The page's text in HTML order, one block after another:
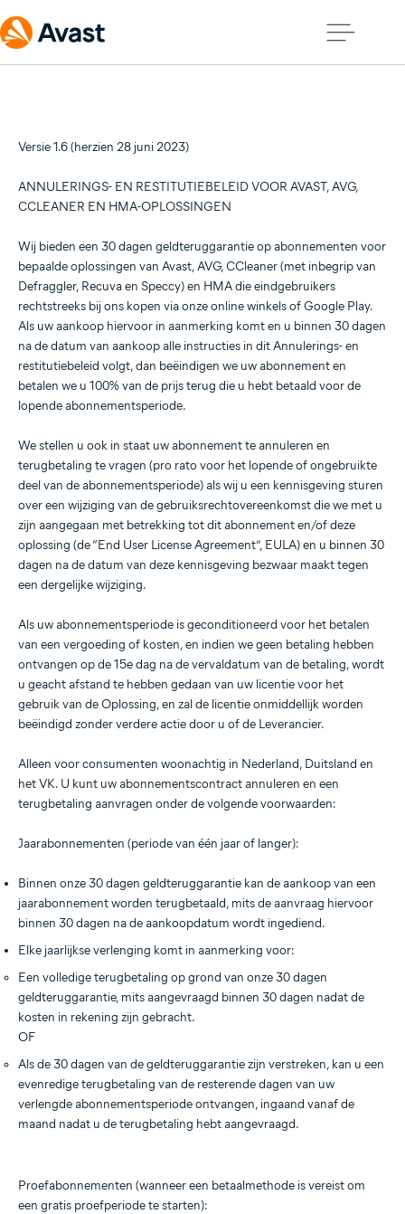
Versie 1.6 (herzien 28 juni 2023)
ANNULERINGS- EN RESTITUTIEBELEID VOOR AVAST, AVG,
CCLEANER EN HMA-OPLOSSINGEN
Wij bieden een 30 dagen geldteruggarantie op abonnementen voor
bepaalde oplossingen van Avast, AVG, CCleaner (met inbegrip van
Defraggler, Recuva en Speccy) en HMA die eindgebruikers
rechtstreeks bij ons kopen via onze online winkels of Google Play.
Als uw aankoop hiervoor in aanmerking komt en u binnen 30 dagen
na de datum van aankoop alle instructies in dit Annulerings- en
restitutiebeleid volgt, dan beëindigen we uw abonnement en
betalen we u 100% van de prijs terug die u hebt betaald voor de
lopende abonnementsperiode.
We stellen u ook in staat uw abonnement te annuleren en
terugbetaling te vragen (pro rato voor het lopende of ongebruikte
deel van de abonnementsperiode) als wij u een kennisgeving sturen
over een wijziging van de gebruiksrechtovereenkomst die we met u
zijn aangegaan met betrekking tot dit abonnement en/of deze
oplossing (de “End User License Agreement”, EULA) en u binnen 30
dagen na de datum van deze kennisgeving bezwaar maakt tegen
een dergelijke wijziging.
Als uw abonnementsperiode is geconditioneerd voor het betalen
van een vergoeding of kosten, en indien we geen betaling hebben
ontvangen op de 15e dag na de vervaldatum van de betaling, wordt
u geacht afstand te hebben gedaan van uw licentie voor het
gebruik van de Oplossing, en zal de licentie onmiddellijk worden
beëindigd zonder verdere actie door u of de Leverancier.
Alleen voor consumenten woonachtig in Nederland, Duitsland en
het VK. U kunt uw abonnementscontract annuleren en een
terugbetaling aanvragen onder de volgende voorwaarden:
Jaarabonnementen (periode van één jaar of langer):
Binnen onze 30 dagen geldteruggarantie kan de aankoop van een
jaarabonnement worden terugbetaald, mits de aanvraag hiervoor
binnen 30 dagen na de aankoopdatum wordt ingediend.
Elke jaarlijkse verlenging komt in aanmerking voor:
Een volledige terugbetaling op grond van onze 30 dagen
geldteruggarantie, mits aangevraagd binnen 30 dagen nadat de
kosten in rekening zijn gebracht.
OF
Als de 30 dagen van de geldteruggarantie zijn verstreken, kan u een
evenredige terugbetaling van de resterende dagen van uw
verlengde abonnementsperiode ontvangen, ingaand vanaf de
maand nadat u de terugbetaling hebt aangevraagd.
Proefabonnementen (wanneer een betaalmethode is vereist om
een gratis proefperiode te starten):